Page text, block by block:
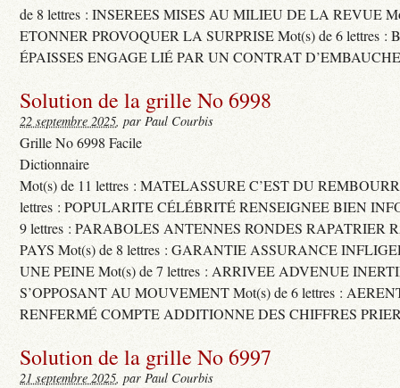
de 8 lettres : INSEREES MISES AU MILIEU DE LA REVUE
ETONNER PROVOQUER LA SURPRISE Mot(s) de 6 lettres :
ÉPAISSES ENGAGE LIÉ PAR UN CONTRAT
Solution de la grille No 6998
22 septembre 2025, par Paul Courbis
Grille No 6998 Facile
Dictionnaire
Mot(s) de 11 lettres : MATELASSURE C’EST DU
lettres : POPULARITE CÉLÉBRITÉ RENSEIGNEE BIEN
9 lettres : PARABOLES ANTENNES RONDES RAPATRIER
PAYS Mot(s) de 8 lettres : GARANTIE ASSURANCE
UNE PEINE Mot(s) de 7 lettres : ARRIVEE ADVENUE
S’OPPOSANT AU MOUVEMENT Mot(s) de 6 lettres :
RENFERMÉ COMPTE ADDITIONNE DES CHIFFRES
Solution de la grille No 6997
21 septembre 2025, par Paul Courbis